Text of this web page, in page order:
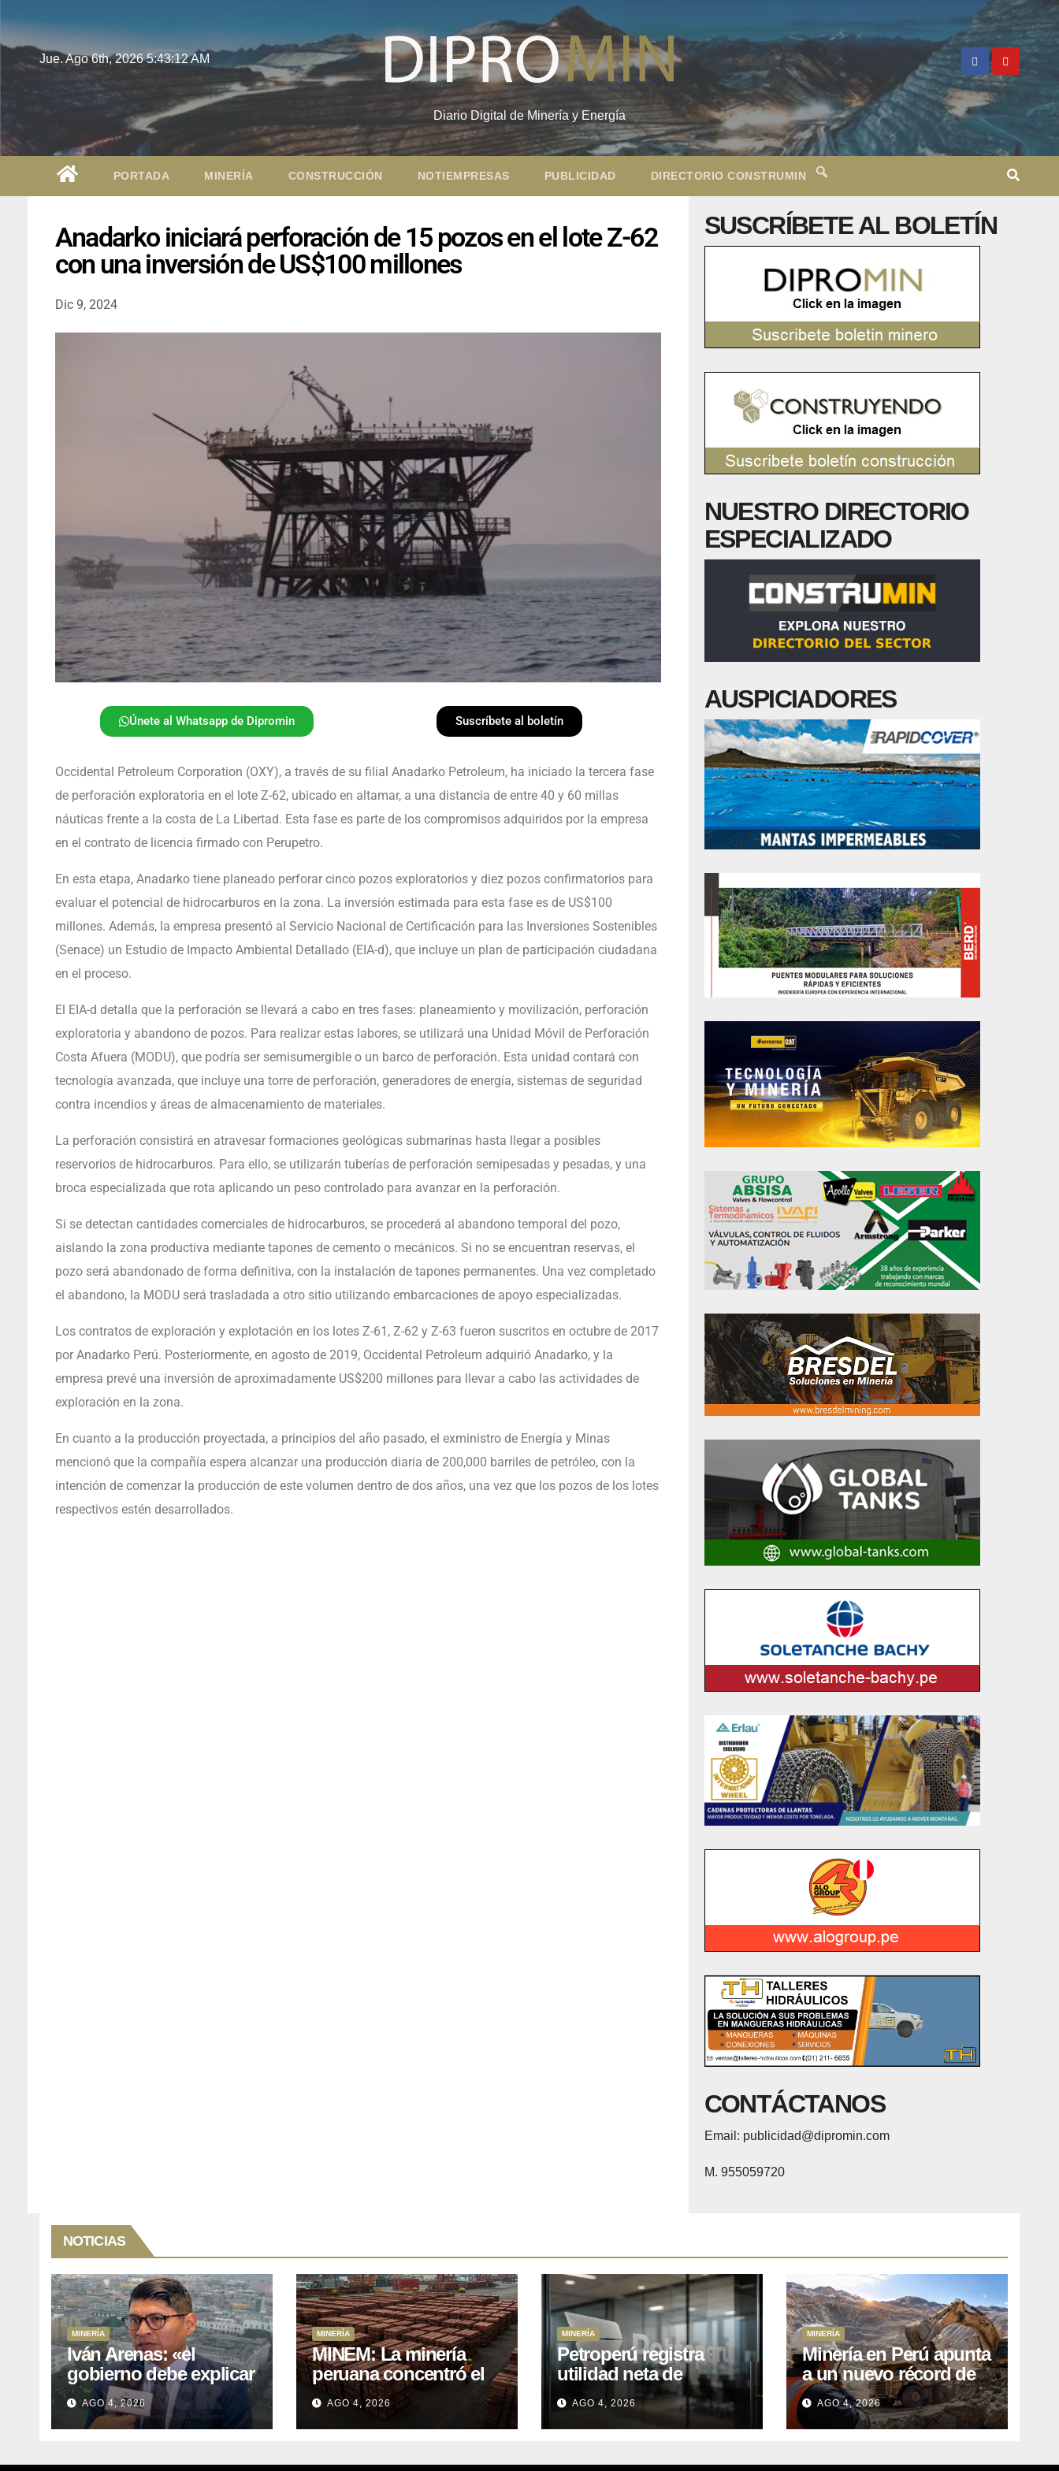
Jue. Ago 6th, 20265:43:14 AM
Diario Digital de Minería y Energía
PORTADA MINERÍA CONSTRUCCIÓN NOTIEMPRESAS PUBLICIDAD DIRECTORIO CONSTRUMIN
Anadarko iniciará perforación de 15 pozos en el lote Z-62
con una inversión de US$100 millones
Dic 9, 2024
Únete al Whatsapp de Dipromin Suscríbete al boletín
Occidental Petroleum Corporation (OXY), a través de su filial Anadarko Petroleum, ha iniciado la tercera fase
de perforación exploratoria en el lote Z-62, ubicado en altamar, a una distancia de entre 40 y 60 millas
náuticas frente a la costa de La Libertad. Esta fase es parte de los compromisos adquiridos por la empresa
en el contrato de licencia firmado con Perupetro.
En esta etapa, Anadarko tiene planeado perforar cinco pozos exploratorios y diez pozos confirmatorios para
evaluar el potencial de hidrocarburos en la zona. La inversión estimada para esta fase es de US$100
millones. Además, la empresa presentó al Servicio Nacional de Certificación para las Inversiones Sostenibles
(Senace) un Estudio de Impacto Ambiental Detallado (EIA-d), que incluye un plan de participación ciudadana
en el proceso.
El EIA-d detalla que la perforación se llevará a cabo en tres fases: planeamiento y movilización, perforación
exploratoria y abandono de pozos. Para realizar estas labores, se utilizará una Unidad Móvil de Perforación
Costa Afuera (MODU), que podría ser semisumergible o un barco de perforación. Esta unidad contará con
tecnología avanzada, que incluye una torre de perforación, generadores de energía, sistemas de seguridad
contra incendios y áreas de almacenamiento de materiales.
La perforación consistirá en atravesar formaciones geológicas submarinas hasta llegar a posibles
reservorios de hidrocarburos. Para ello, se utilizarán tuberías de perforación semipesadas y pesadas, y una
broca especializada que rota aplicando un peso controlado para avanzar en la perforación.
Si se detectan cantidades comerciales de hidrocarburos, se procederá al abandono temporal del pozo,
aislando la zona productiva mediante tapones de cemento o mecánicos. Si no se encuentran reservas, el
pozo será abandonado de forma definitiva, con la instalación de tapones permanentes. Una vez completado
el abandono, la MODU será trasladada a otro sitio utilizando embarcaciones de apoyo especializadas.
Los contratos de exploración y explotación en los lotes Z-61, Z-62 y Z-63 fueron suscritos en octubre de 2017
por Anadarko Perú. Posteriormente, en agosto de 2019, Occidental Petroleum adquirió Anadarko, y la
empresa prevé una inversión de aproximadamente US$200 millones para llevar a cabo las actividades de
exploración en la zona.
En cuanto a la producción proyectada, a principios del año pasado, el exministro de Energía y Minas
mencionó que la compañía espera alcanzar una producción diaria de 200,000 barriles de petróleo, con la
intención de comenzar la producción de este volumen dentro de dos años, una vez que los pozos de los lotes
respectivos estén desarrollados.
SUSCRÍBETE AL BOLETÍN
NUESTRO DIRECTORIO
ESPECIALIZADO
AUSPICIADORES
CONTÁCTANOS
Email: publicidad@dipromin.com
M. 955059720
NOTICIAS
MINERÍA
Iván Arenas: «el
gobierno debe explicar
a Cajamarca que tiene
US$ 16 mil millones en
proyectos mineros
AGO 4, 2026
MINERÍA
MINEM: La minería
peruana concentró el
76.1% del total de las
exportaciones
nacionales entre enero
AGO 4, 2026
MINERÍA
Petroperú registra
utilidad neta de
US$121 millones al
cierre del primer
semestre 2026
AGO 4, 2026
MINERÍA
Minería en Perú apunta
a un nuevo récord de
inversiones: crecen los
petitorios y el FMI insta
a destrabar proyectos
AGO 4, 2026